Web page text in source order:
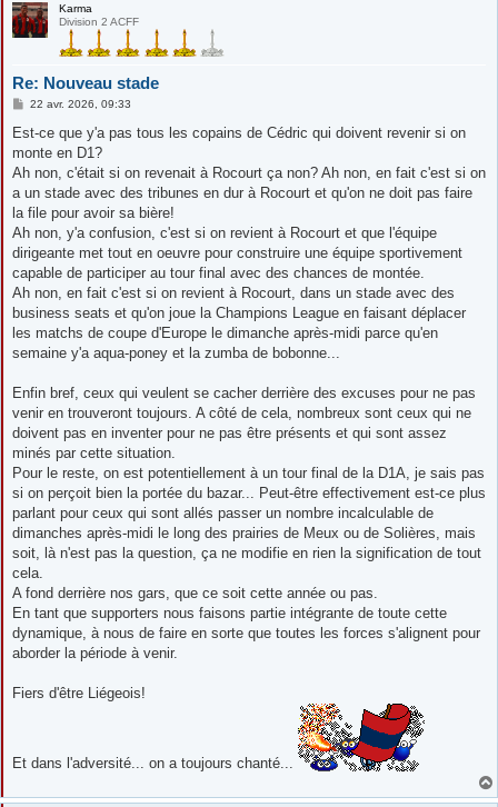
Karma
Division 2 ACFF
Re: Nouveau stade
M
s
a
g
22 avr. 2026, 09:33
Est-ce que y'a pas tous les copains de Cédric qui doivent revenir si on
monte en D1?
Ah non, c'était si on revenait à Rocourt ça non? Ah non, en fait c'est si on
a un stade avec des tribunes en dur à Rocourt et qu'on ne doit pas faire
la file pour avoir sa bière!
Ah non, y'a confusion, c'est si on revient à Rocourt et que l'équipe
dirigeante met tout en oeuvre pour construire une équipe sportivement
capable de participer au tour final avec des chances de montée.
Ah non, en fait c'est si on revient à Rocourt, dans un stade avec des
business seats et qu'on joue la Champions League en faisant déplacer
les matchs de coupe d'Europe le dimanche après-midi parce qu'en
semaine y'a aqua-poney et la zumba de bobonne...
Enfin bref, ceux qui veulent se cacher derrière des excuses pour ne pas
venir en trouveront toujours. A côté de cela, nombreux sont ceux qui ne
doivent pas en inventer pour ne pas être présents et qui sont assez
minés par cette situation.
Pour le reste, on est potentiellement à un tour final de la D1A, je sais pas
si on perçoit bien la portée du bazar... Peut-être effectivement est-ce plus
parlant pour ceux qui sont allés passer un nombre incalculable de
dimanches après-midi le long des prairies de Meux ou de Solières, mais
soit, là n'est pas la question, ça ne modifie en rien la signification de tout
cela.
A fond derrière nos gars, que ce soit cette année ou pas.
En tant que supporters nous faisons partie intégrante de toute cette
dynamique, à nous de faire en sorte que toutes les forces s'alignent pour
aborder la période à venir.
Fiers d'être Liégeois!
Et dans l'adversité... on a toujours chanté...